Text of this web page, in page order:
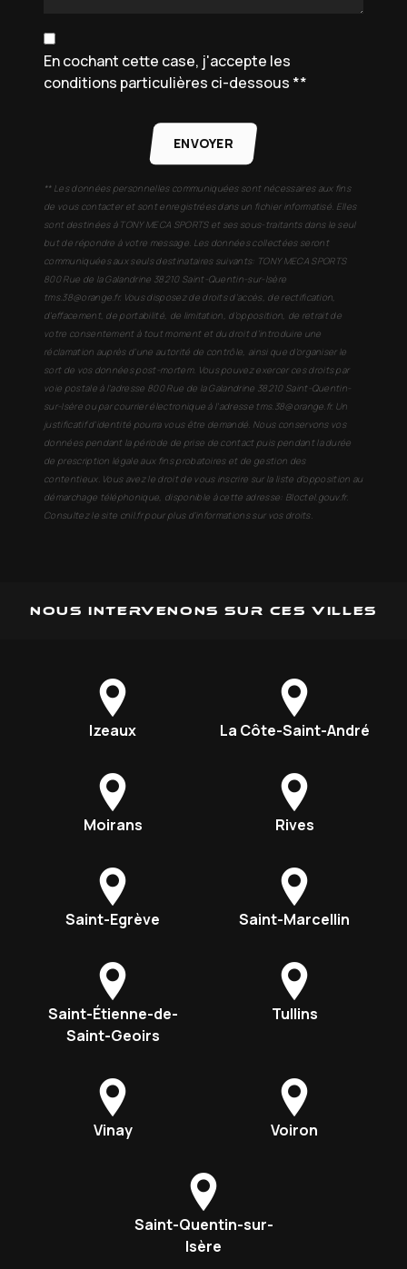
En cochant cette case, j'accepte les
conditions particulières ci-dessous **
ENVOYER
** Les données personnelles communiquées sont nécessaires aux fins
de vous contacter et sont enregistrées dans un fichier informatisé. Elles
sont destinées à TONY MECA SPORTS et ses sous-traitants dans le seul
but de répondre à votre message. Les données collectées seront
communiquées aux seuls destinataires suivants: TONY MECA SPORTS
800 Rue de la Galandrine 38210 Saint-Quentin-sur-Isère
tms.38@orange.fr. Vous disposez de droits d’accès, de rectification,
d’effacement, de portabilité, de limitation, d’opposition, de retrait de
votre consentement à tout moment et du droit d’introduire une
réclamation auprès d’une autorité de contrôle, ainsi que d’organiser le
sort de vos données post-mortem. Vous pouvez exercer ces droits par
voie postale à l'adresse 800 Rue de la Galandrine 38210 Saint-Quentin-
sur-Isère ou par courrier électronique à l'adresse tms.38@orange.fr. Un
justificatif d'identité pourra vous être demandé. Nous conservons vos
données pendant la période de prise de contact puis pendant la durée
de prescription légale aux fins probatoires et de gestion des
contentieux. Vous avez le droit de vous inscrire sur la liste d'opposition au
démarchage téléphonique, disponible à cette adresse: Bloctel.gouv.fr.
Consultez le site cnil.fr pour plus d’informations sur vos droits.
Nous intervenons sur ces villes
Izeaux La Côte-Saint-André
Moirans Rives
Saint-Egrève Saint-Marcellin
Saint-Étienne-de-
Saint-Geoirs
Tullins
Vinay Voiron
Saint-Quentin-sur-
Isère